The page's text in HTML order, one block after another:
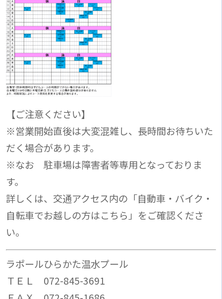
【ご注意ください】
※営業開始直後は大変混雑し、長時間お待ちいた
だく場合があります。
※なお 駐車場は障害者等専用となっておりま
す。
詳しくは、交通アクセス内の「自動車・バイク・
自転車でお越しの方はこちら」をご確認くださ
い。
ラポールひらかた温水プール
ＴＥＬ 072-845-3691